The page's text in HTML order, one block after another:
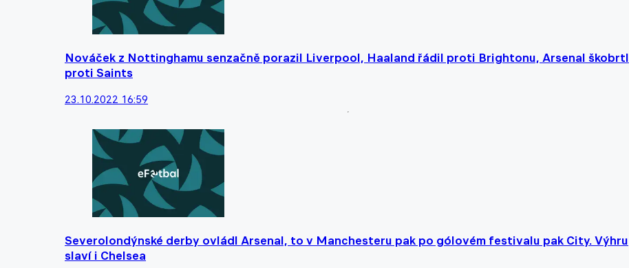
Nováček z Nottinghamu senzačně porazil Liverpool, Haaland řádil proti Brightonu, Arsenal škobrtl
proti Saints
23.10.2022 16:59
Severolondýnské derby ovládl Arsenal, to v Manchesteru pak po gólovém festivalu pak City. Výhru
slaví i Chelsea